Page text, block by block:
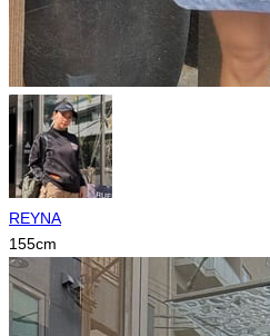
REYNA
155cm